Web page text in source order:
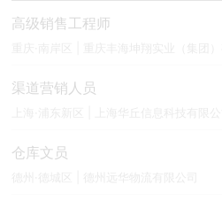
接影响着最高学历的含金量。“学历
方式，只不过这种单一化的评价标
高级销售工程师
渠道营销人员
仓库文员